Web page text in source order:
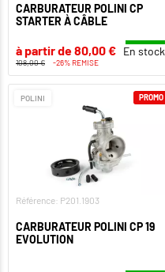
CARBURATEUR POLINI CP
STARTER À CÂBLE
à partir de 80,00 € En stock
108,00 € -26% REMISE
POLINI
Référence: P201.1903
CARBURATEUR POLINI CP 19
EVOLUTION
PROMO